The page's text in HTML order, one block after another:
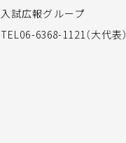
入試広報グループ
TEL06-6368-1121（大代表）